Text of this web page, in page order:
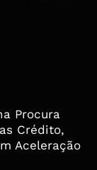
Procura
Crédito,
Aceleração